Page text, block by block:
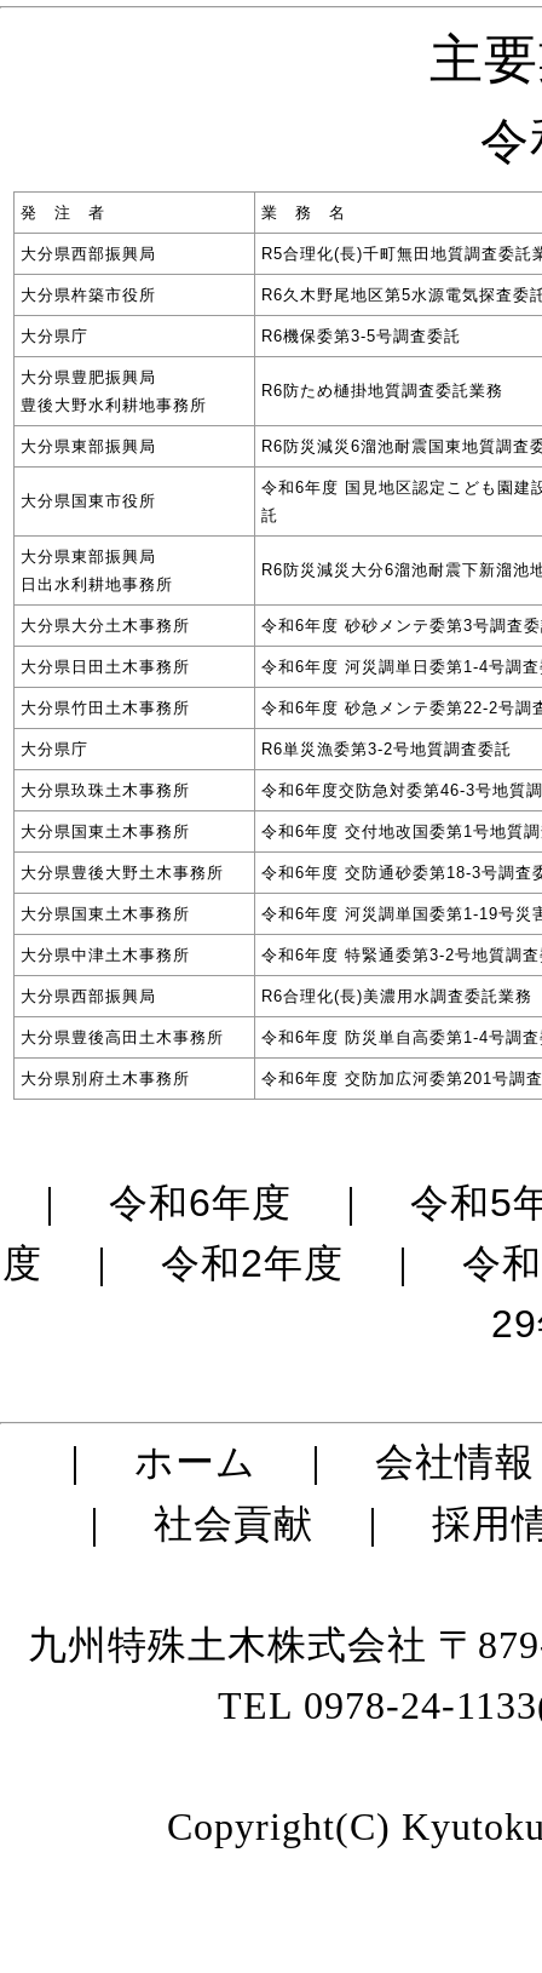
主
令
発 注 者 業 務 名
大分県西部振興局 R5合理化(長)千町無田地質調査委託
大分県杵築市役所 R6久木野尾地区第5水源電気探査委
大分県庁 R6機保委第3-5号調査委託
大分県豊肥振興局
豊後大野水利耕地事務所
R6防ため樋掛地質調査委託業務
大分県東部振興局 R6防災減災6溜池耐震国東地質調査
大分県国東市役所
令和6年度 国見地区認定こども園建
託
大分県東部振興局
日出水利耕地事務所
R6防災減災大分6溜池耐震下新溜池
大分県大分土木事務所 令和6年度 砂砂メンテ委第3号調査
大分県日田土木事務所 令和6年度 河災調単日委第1-4号調
大分県竹田土木事務所 令和6年度 砂急メンテ委第22-2号調
大分県庁 R6単災漁委第3-2号地質調査委託
大分県玖珠土木事務所 令和6年度交防急対委第46-3号地質
大分県国東土木事務所 令和6年度 交付地改国委第1号地質
大分県豊後大野土木事務所 令和6年度 交防通砂委第18-3号調査
大分県国東土木事務所 令和6年度 河災調単国委第1-19号災
大分県中津土木事務所 令和6年度 特緊通委第3-2号地質調
大分県西部振興局 R6合理化(長)美濃用水調査委託業務
大分県豊後高田土木事務所 令和6年度 防災単自高委第1-4号調
大分県別府土木事務所 令和6年度 交防加広河委第201号調
｜ 令和6年度 ｜ 令和5
度 ｜ 令和2年度 ｜ 令
ホーム 会社情報
社会貢献 採用
九州特殊土木株式会社 〒
TEL 0978-24-
Copyright(C)